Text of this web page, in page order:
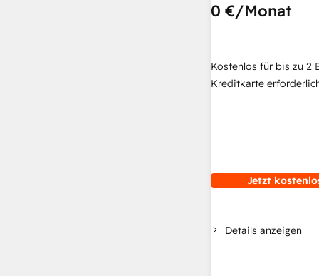
0 €/Monat
Kostenlos für bis zu 2
Kreditkarte
Jetzt
Details anzeigen